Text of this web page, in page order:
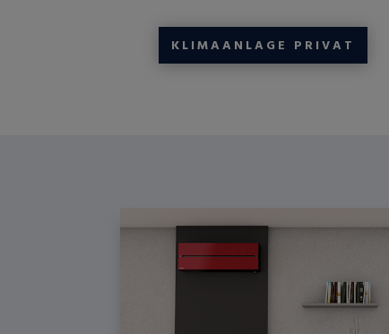
KLIMAANLAGE PRIVAT